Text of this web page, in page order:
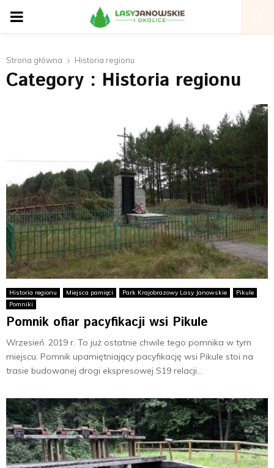
P
I
R
Y
M
E
N
U
Strona główna Historia regionu
Category : Historia regionu
Historia regionu Miejsca pamięci Park Krajobrazowy Lasy Janowskie
Pikule
Pomniki
Pomnik ofiar pacyfikacji wsi Pikule
Wrzesień. 2019 r. To już ostatnie chwile tego pomnika w tym
miejscu. Pomnik upamiętniający pacyfikację wsi Pikule stoi na
trasie budowanej drogi ekspresowej S19 relacji...